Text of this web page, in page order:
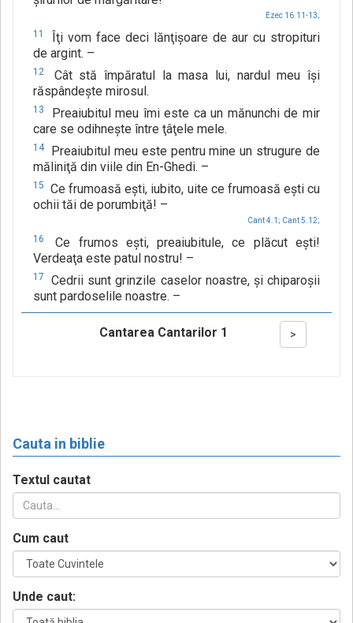
Ezec 16.11-13;
11
Îţi vom face deci lănţişoare de aur cu stropituri
de argint. –
12
Cât stă împăratul la masa lui, nardul meu îşi
răspândeşte mirosul.
13
Preaiubitul meu îmi este ca un mănunchi de mir
care se odihneşte între ţâţele mele.
14
Preaiubitul meu este pentru mine un strugure de
măliniţă din viile din En-Ghedi. –
15
Ce frumoasă eşti, iubito, uite ce frumoasă eşti cu
ochii tăi de porumbiţă! –
Cant 4.1; Cant 5.12;
16
Ce frumos eşti, preaiubitule, ce plăcut eşti!
Verdeaţa este patul nostru! –
17
Cedrii sunt grinzile caselor noastre, şi chiparoşii
sunt pardoselile noastre. –
Cantarea Cantarilor 1 >
Cauta in biblie
Textul cautat
Cum caut
Unde caut: